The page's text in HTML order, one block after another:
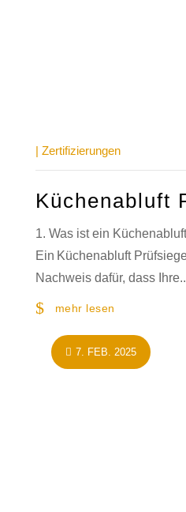
Küchenabluft
| Zertifizierungen
1. Was ist ein
Ein Küchenabluft
Nachweis dafür, dass
mehr lesen
7. FEB. 2025